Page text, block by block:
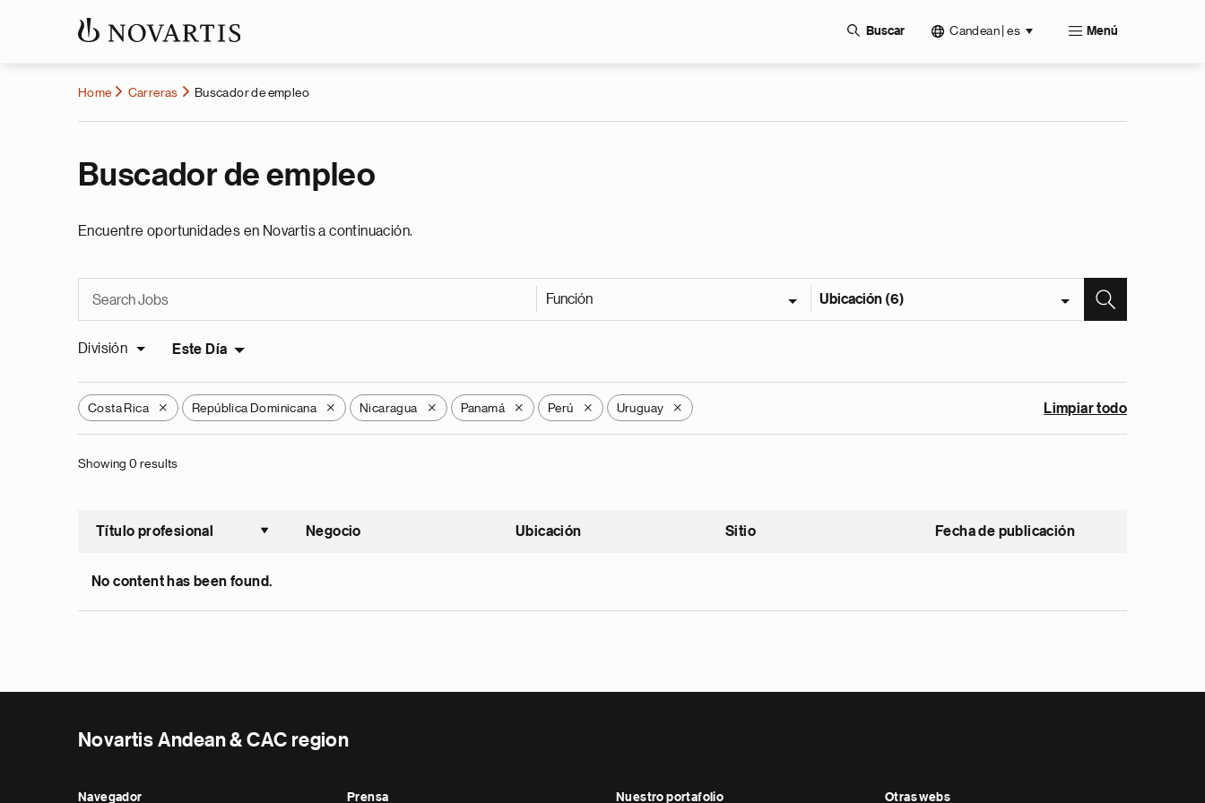
Buscar Candean | es Menú
Home Carreras Buscador de empleo
Buscador de empleo
Encuentre oportunidades en Novartis a continuación.
Función Ubicación (6)
División Este Día
Costa Rica X República Dominicana X Nicaragua X Panamá X Perú X Uruguay X Limpiar todo
Showing 0 results
Título profesional
Ordenar ascendente
Negocio Ubicación Sitio Fecha de publicación
No content has been found.
Novartis Andean & CAC region
Navegador Prensa Nuestro portafolio Otras webs